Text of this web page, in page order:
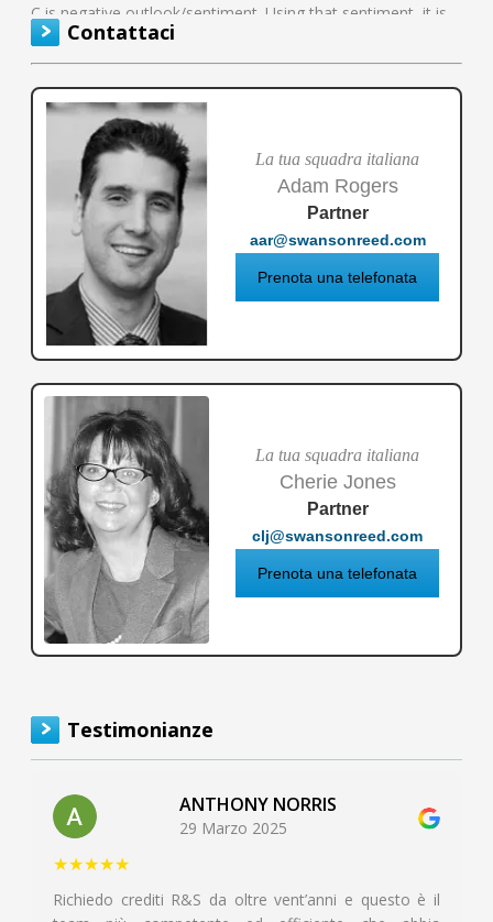
C is negative outlook/sentiment. Using that sentiment, it is
possible to…
Contattaci
La tua squadra italiana
Adam Rogers
Partner
aar@swansonreed.com
Prenota una telefonata
La tua squadra italiana
Cherie Jones
Partner
clj@swansonreed.com
Prenota una telefonata
Testimonianze
ANTHONY NORRIS
29 Marzo 2025
★★★★★
Richiedo crediti R&S da oltre vent’anni e questo è il